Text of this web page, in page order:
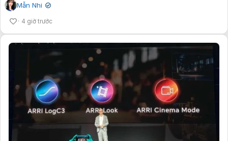
Mẫn Nhi ✔
4 giờ trước